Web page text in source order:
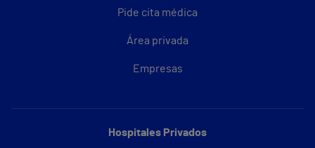
Pide cita médica
Área privada
Empresas
Hospitales Privados